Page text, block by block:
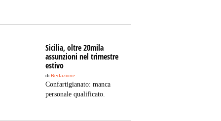
Sicilia, oltre 20mila
assunzioni nel trimestre
estivo
di Redazione
Confartigianato: manca
personale qualificato.